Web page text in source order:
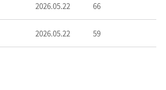
2026.05.22 66
2026.05.22 59